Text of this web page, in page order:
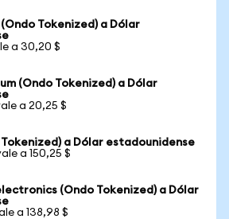
Tokenized) a Dólar
a 30,20 $
(Ondo Tokenized) a Dólar
a 20,25 $
a Dólar estadounidense
a 150,25 $
(Ondo Tokenized) a Dólar
a 138,98 $